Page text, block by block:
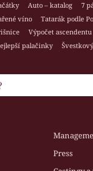
Auto – katalog
7
víno Tatarák podle
Výpočet ascendentu
palačinky
Press